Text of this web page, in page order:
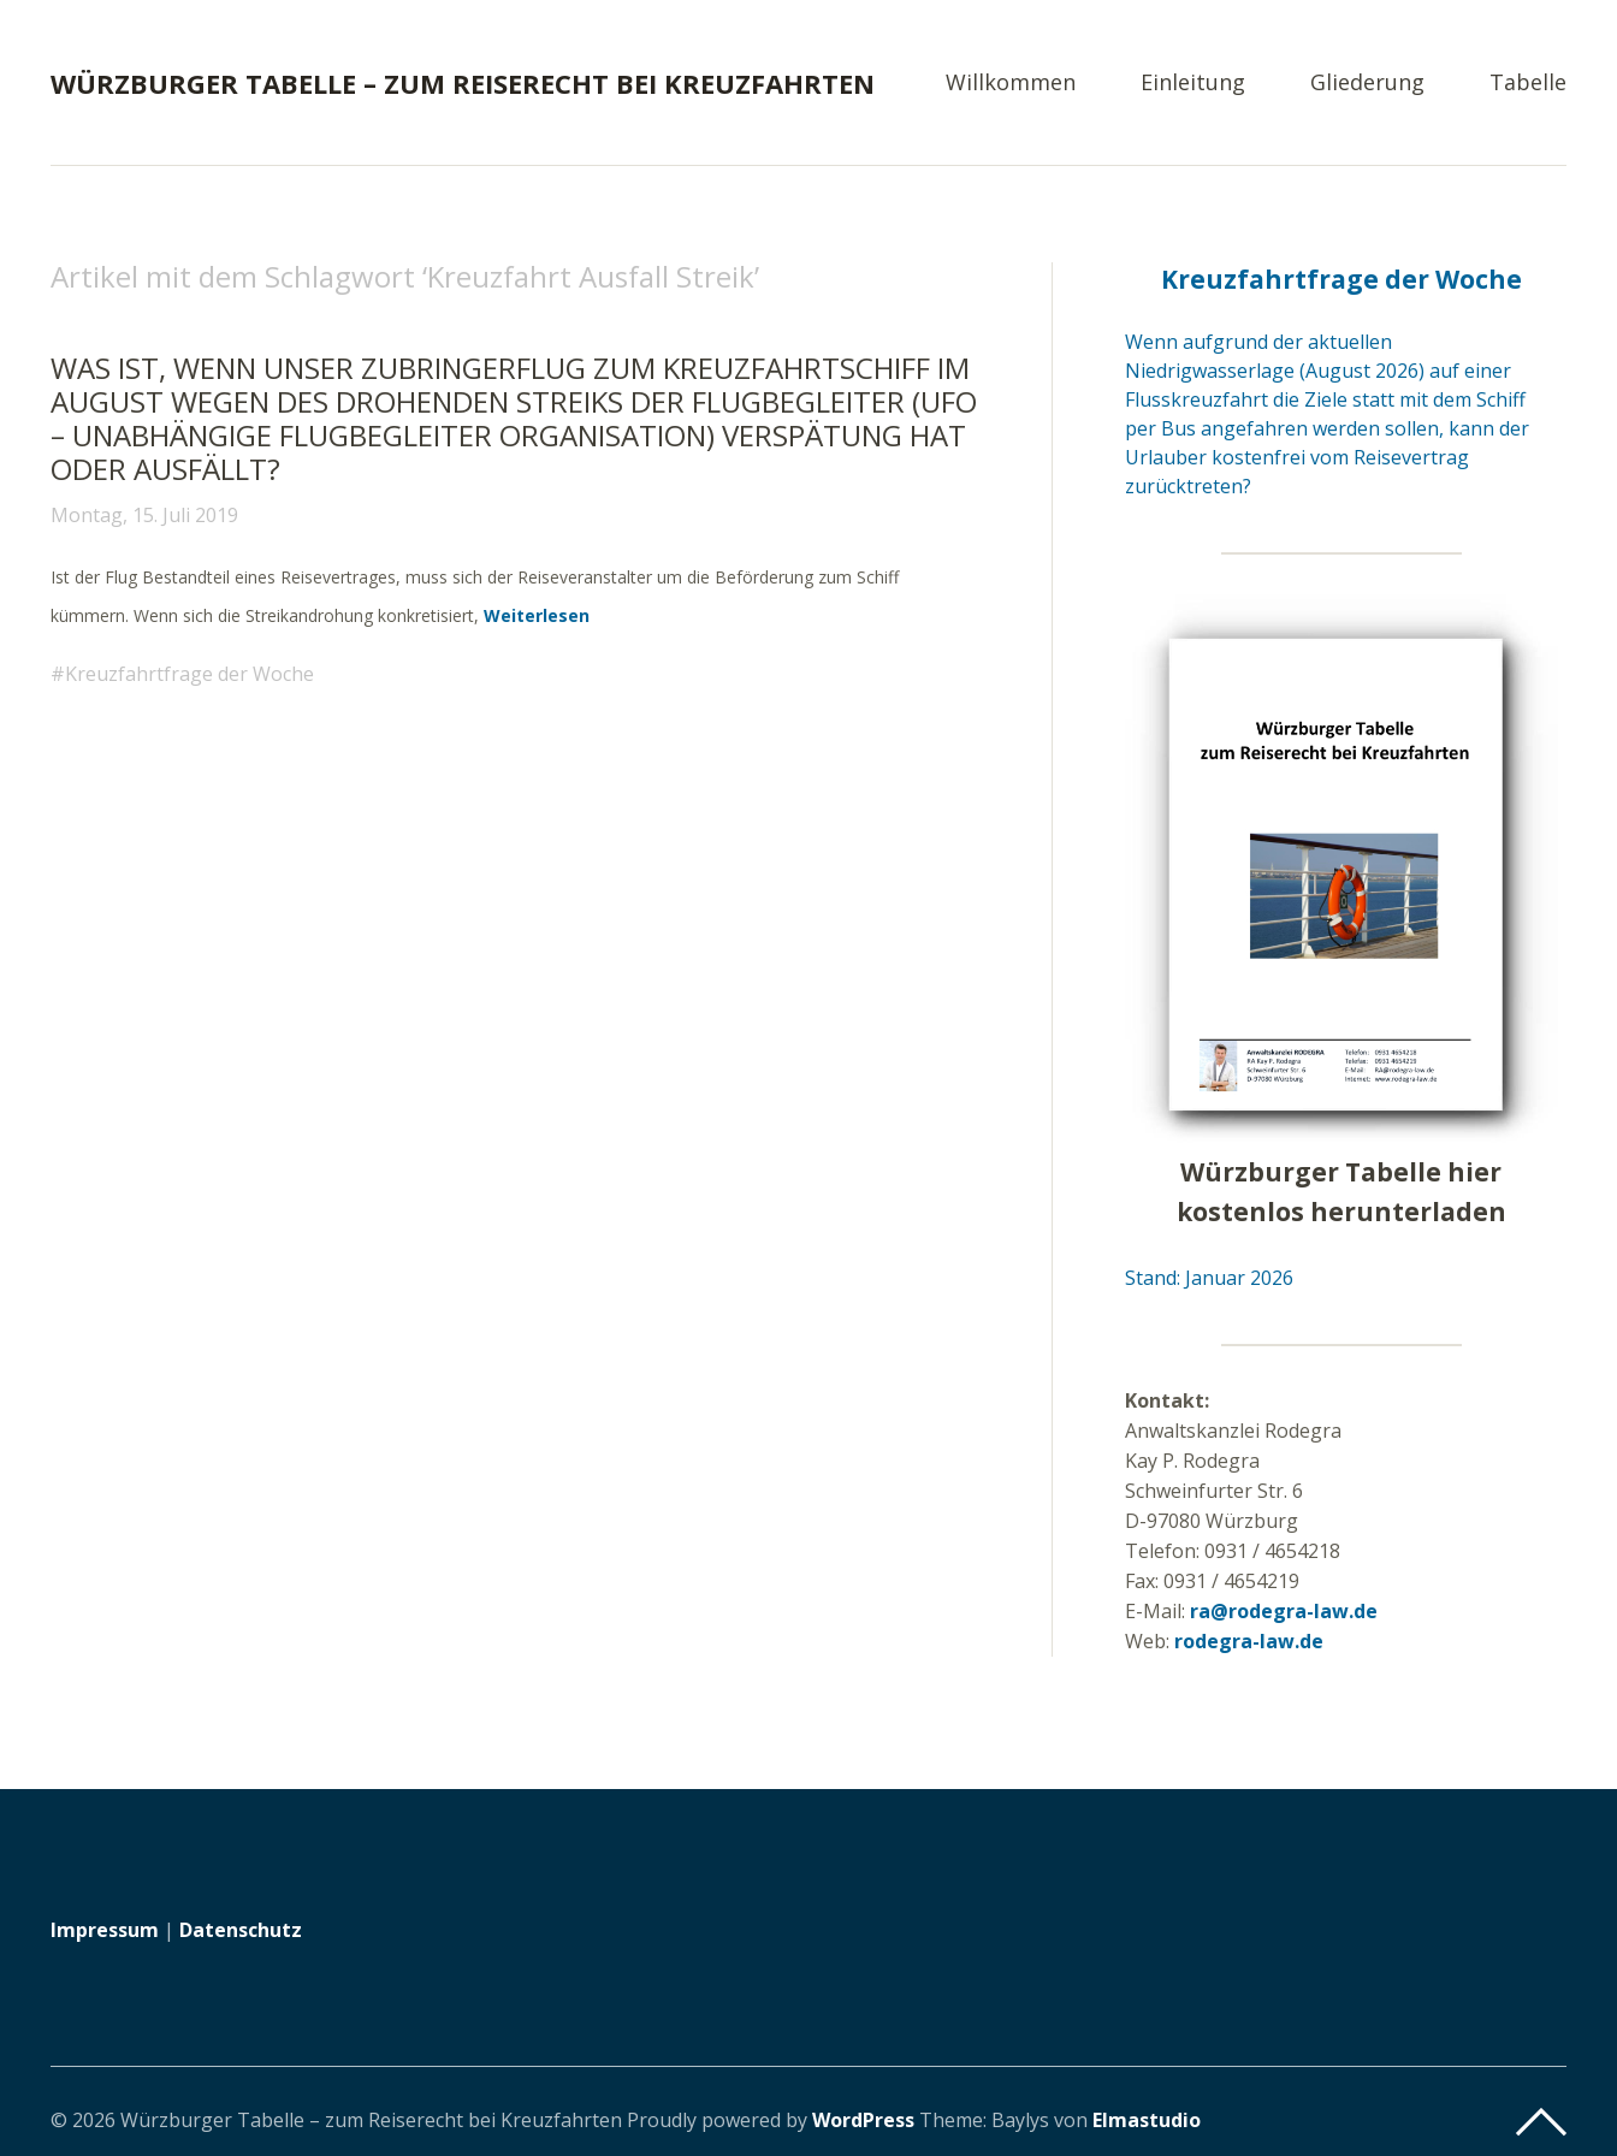
WÜRZBURGER TABELLE – ZUM REISERECHT BEI KREUZFAHRTEN Willkommen Einleitung Gliederung Tabelle
Artikel mit dem Schlagwort ‘Kreuzfahrt Ausfall Streik’
WAS IST, WENN UNSER ZUBRINGERFLUG ZUM KREUZFAHRTSCHIFF IM
AUGUST WEGEN DES DROHENDEN STREIKS DER FLUGBEGLEITER (UFO
– UNABHÄNGIGE FLUGBEGLEITER ORGANISATION) VERSPÄTUNG HAT
ODER AUSFÄLLT?
Montag, 15. Juli 2019
Ist der Flug Bestandteil eines Reisevertrages, muss sich der Reiseveranstalter um die Beförderung zum Schiff
kümmern. Wenn sich die Streikandrohung konkretisiert, Weiterlesen
Kreuzfahrtfrage der Woche
Kreuzfahrtfrage der Woche
Wenn aufgrund der aktuellen
Niedrigwasserlage (August 2026) auf einer
Flusskreuzfahrt die Ziele statt mit dem Schiff
per Bus angefahren werden sollen, kann der
Urlauber kostenfrei vom Reisevertrag
zurücktreten?
Würzburger Tabelle hier
kostenlos herunterladen
Stand: Januar 2026
Kontakt:
Anwaltskanzlei Rodegra
Kay P. Rodegra
Schweinfurter Str. 6
D-97080 Würzburg
Telefon: 0931 / 4654218
Fax: 0931 / 4654219
E-Mail: ra@rodegra-law.de
Web: rodegra-law.de
Impressum | Datenschutz
© 2026 Würzburger Tabelle – zum Reiserecht bei Kreuzfahrten Proudly powered byWordPress Theme: Baylys von Elmastudio